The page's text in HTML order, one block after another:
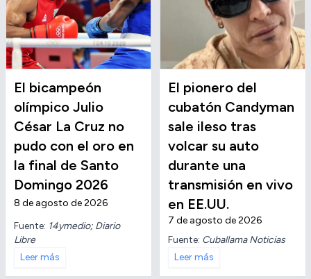
El bicampeón
olímpico Julio
César La Cruz no
pudo con el oro en
la final de Santo
Domingo 2026
8 de agosto de 2026
Fuente: 14ymedio; Diario
Libre
Leer más
El pionero del
cubatón Candyman
sale ileso tras
volcar su auto
durante una
transmisión en vivo
en EE.UU.
7 de agosto de 2026
Fuente: Cuballama Noticias
Leer más